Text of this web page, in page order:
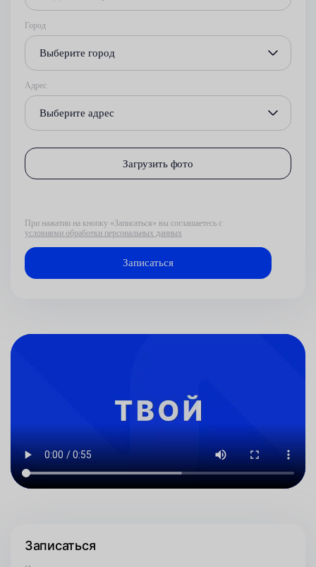
Город
Выберите город
Адрес
Выберите адрес
Загрузить фото
При нажатии на кнопку «Записаться» вы соглашаетесь с
условиями обработки персональных данных
Записаться